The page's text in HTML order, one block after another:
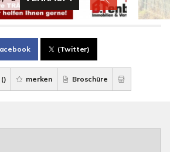
(Twitter)
) merken Broschüre